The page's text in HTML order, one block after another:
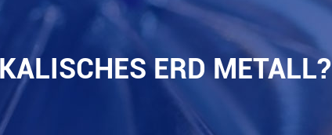
ERD METALL?